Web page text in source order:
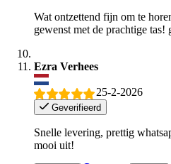
Wat ontzettend fijn om te
gewenst met de prachtige tas!
Ezra Verhees
25-2-2026
Geverifieerd
Snelle levering, prettig
mooi uit!